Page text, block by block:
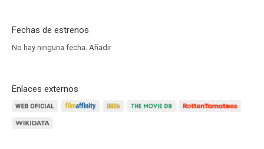
Fechas de estrenos
No hay ninguna fecha. Añadir
Enlaces externos